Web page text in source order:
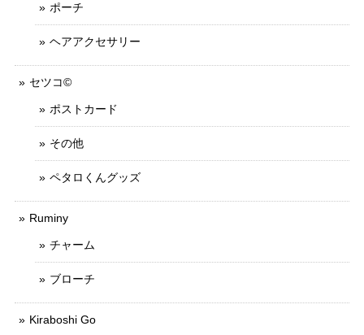
ポーチ
ヘアアクセサリー
セツコ©
ポストカード
その他
ペタロくんグッズ
Ruminy
チャーム
ブローチ
Kiraboshi Go